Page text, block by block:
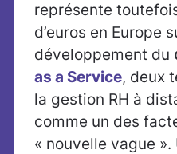
représente
d’euros en Europe
développement du
as a Service, deux
la gestion RH à
comme un des
« nouvelle vague ».